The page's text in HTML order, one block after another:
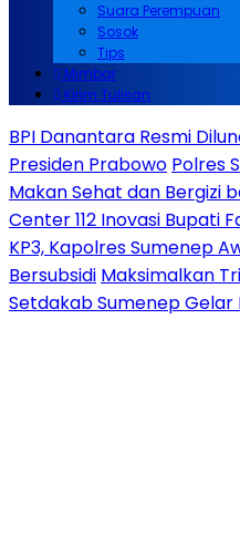
Suara Perempuan
Sosok
Tips
Mimbar
Kirim Tulisan
BPI Danantara Resmi
Presiden Prabowo Polres
Makan Sehat dan Bergizi
Center 112 Inovasi Bupati
KP3, Kapolres Sumenep
Bersubsidi Maksimalkan
Setdakab Sumenep Gelar